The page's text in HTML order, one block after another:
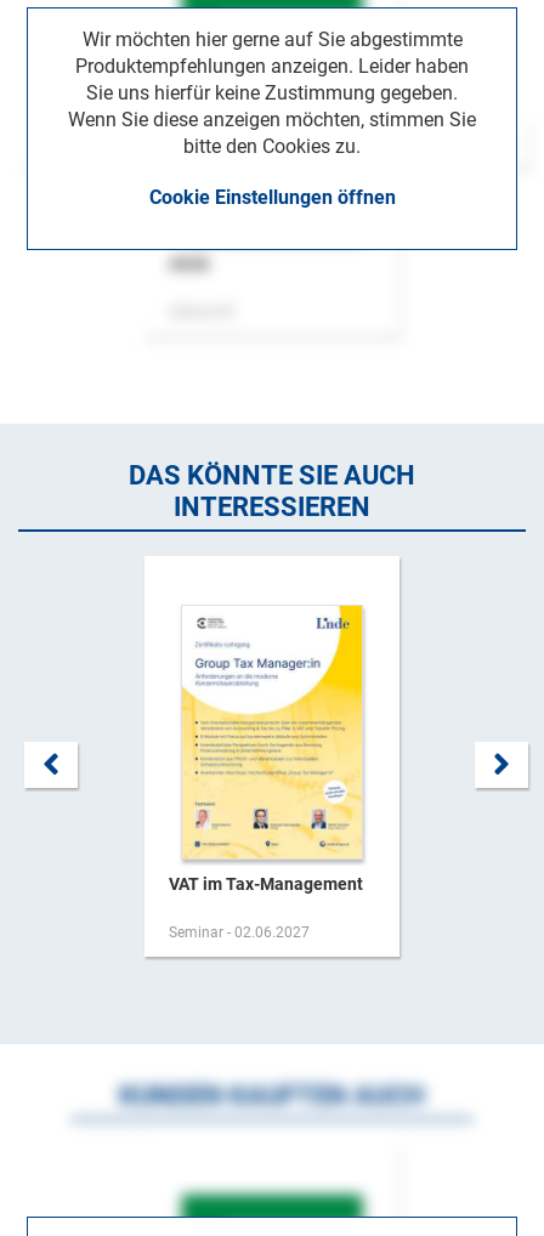
Wir möchten hier gerne auf Sie abgestimmte
Produktempfehlungen anzeigen. Leider haben
Sie uns hierfür keine Zustimmung gegeben.
Wenn Sie diese anzeigen möchten, stimmen Sie
bitte den Cookies zu.
Cookie Einstellungen öffnen
DAS KÖNNTE SIE AUCH
INTERESSIEREN
VAT im Tax-Management
Seminar - 02.06.2027
KUNDEN KAUFTEN AUCH